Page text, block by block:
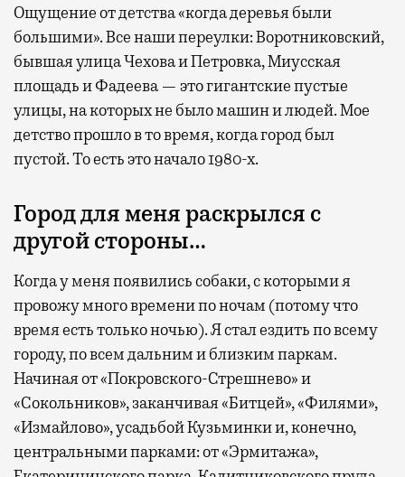
Ощущение от детства «когда деревья были
большими». Все наши переулки: Воротниковский,
бывшая улица Чехова и Петровка, Миусская
площадь и Фадеева — это гигантские пустые
улицы, на которых не было машин и людей. Мое
детство прошло в то время, когда город был
пустой. То есть это начало 1980-х.
Город для меня раскрылся с
другой стороны…
Когда у меня появились собаки, с которыми я
провожу много времени по ночам (потому что
время есть только ночью). Я стал ездить по всему
городу, по всем дальним и близким паркам.
Начиная от «Покровского-Стрешнево» и
«Сокольников», заканчивая «Битцей», «Филями»,
«Измайлово», усадьбой Кузьминки и, конечно,
центральными парками: от «Эрмитажа»,